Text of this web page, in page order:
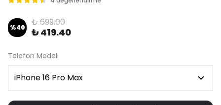
%40 ₺ 699.00
₺ 419.40
Telefon Modeli